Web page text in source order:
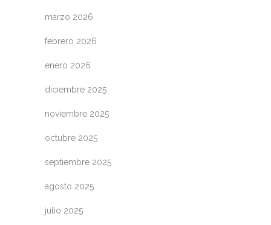
marzo 2026
febrero 2026
enero 2026
diciembre 2025
noviembre 2025
octubre 2025
septiembre 2025
agosto 2025
julio 2025